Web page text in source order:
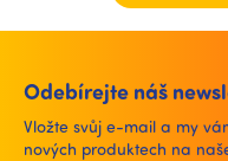
Odebírejte náš
Vložte svůj e-mail a my
nových produktech na